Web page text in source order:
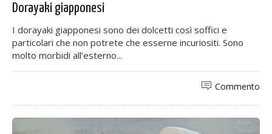
Dorayaki giapponesi
I dorayaki giapponesi sono dei dolcetti così soffici e
particolari che non potrete che esserne incuriositi. Sono
molto morbidi all’esterno...
Commento